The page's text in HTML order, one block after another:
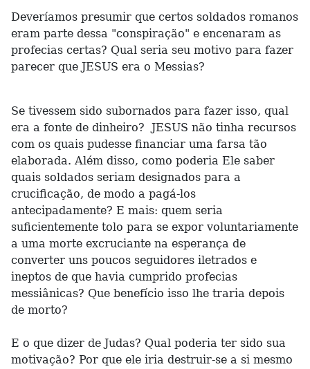
Deveríamos presumir que certos soldados romanos
eram parte dessa "conspiração" e encenaram as
profecias certas? Qual seria seu motivo para fazer
parecer que JESUS era o Messias?
Se tivessem sido subornados para fazer isso, qual
era a fonte de dinheiro? JESUS não tinha recursos
com os quais pudesse financiar uma farsa tão
elaborada. Além disso, como poderia Ele saber
quais soldados seriam designados para a
crucificação, de modo a pagá-los
antecipadamente? E mais: quem seria
suficientemente tolo para se expor voluntariamente
a uma morte excruciante na esperança de
converter uns poucos seguidores iletrados e
ineptos de que havia cumprido profecias
messiânicas? Que benefício isso lhe traria depois
de morto?
E o que dizer de Judas? Qual poderia ter sido sua
motivação? Por que ele iria destruir-se a si mesmo